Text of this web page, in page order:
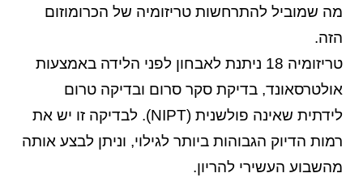
מה שמוביל להתרחשות טריזומיה של הכרומוזום
הזה.
טריזומיה 18 ניתנת לאבחון לפני הלידה באמצעות
אולטרסאונד, בדיקת סקר סרום ובדיקה טרום
לידתית שאינה פולשנית (NIPT). לבדיקה זו יש את
רמות הדיוק הגבוהות ביותר לגילוי, וניתן לבצע אותה
מהשבוע העשירי להריון.